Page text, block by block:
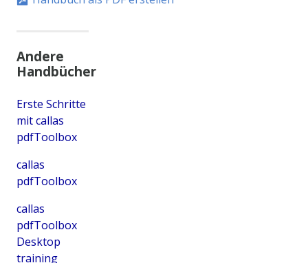
Andere
Handbücher
Erste Schritte
mit callas
pdfToolbox
callas
pdfToolbox
callas
pdfToolbox
Desktop
training